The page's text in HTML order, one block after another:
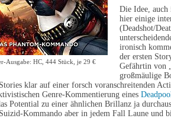
Ausgabe: HC, 444 Stück, je 29 €
Die Idee, auch
hier einige
(Deadshot/
ironisch
der ersten
Gefährtin von
großmäulige
klar auf einer forsch voranschreitenden
Genre-Kommentierung eines
Potential zu einer ähnlichen Brillanz ja
Kommando aber in jedem Fall Laune und